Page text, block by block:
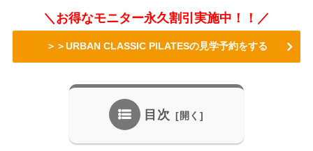
＼お得なモニター永久割引実施中！！／
＞＞URBAN CLASSIC PILATESの見学予約をする
目次